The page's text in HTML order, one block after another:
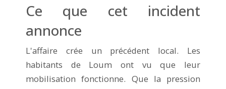
Ce que cet incident
annonce
L'affaire crée un précédent local. Les
habitants de Loum ont vu que leur
mobilisation fonctionne. Que la pression